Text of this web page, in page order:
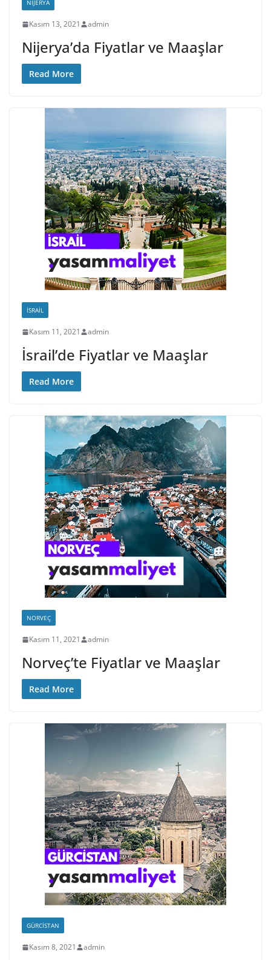
NIJERYA
Kasım 13, 2021 admin
Nijerya’da Fiyatlar ve Maaşlar
Read More
İSRAIL
Kasım 11, 2021 admin
İsrail’de Fiyatlar ve Maaşlar
Read More
NORVEÇ
Kasım 11, 2021 admin
Norveç’te Fiyatlar ve Maaşlar
Read More
GÜRCISTAN
Kasım 8, 2021 admin